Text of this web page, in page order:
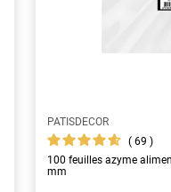
PATISDECOR
69
100 feuilles azyme
mm